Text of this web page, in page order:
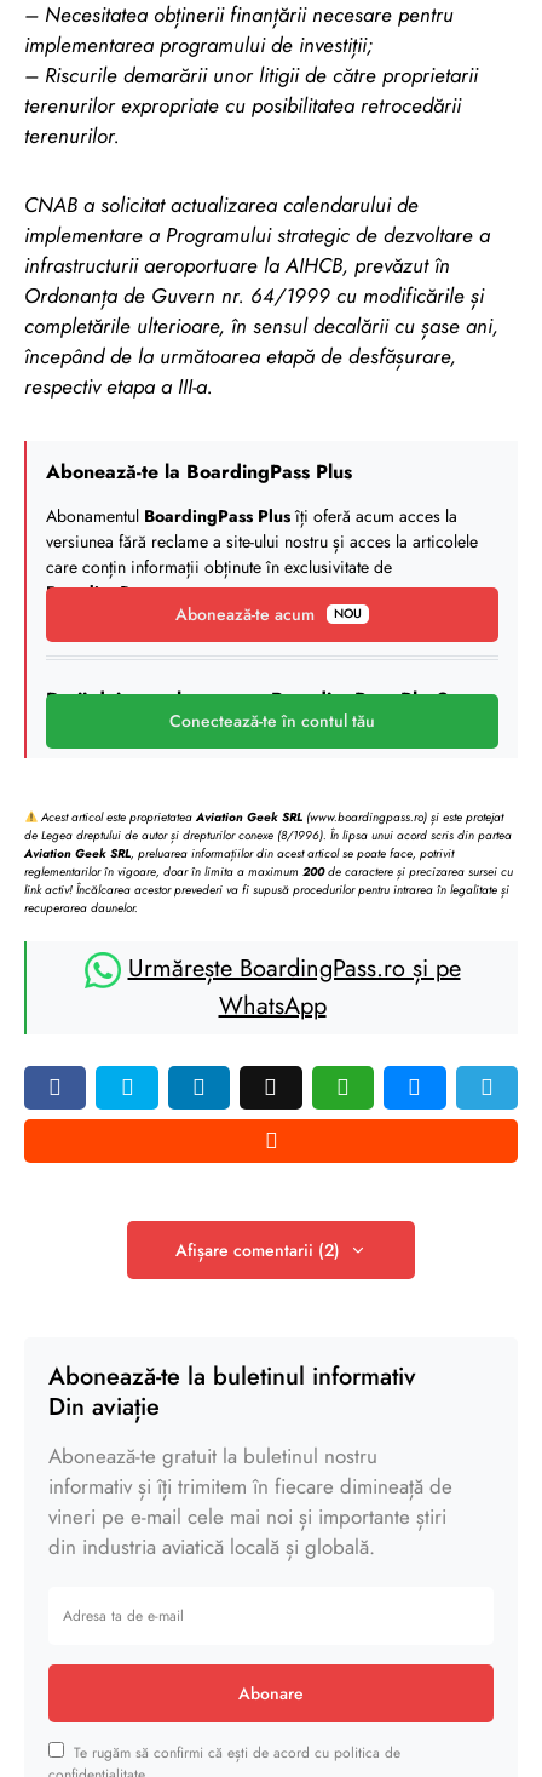
– Necesitatea obținerii finanțării necesare pentru
implementarea programului de investiții;
– Riscurile demarării unor litigii de către proprietarii
terenurilor expropriate cu posibilitatea retrocedării
terenurilor.
CNAB a solicitat actualizarea calendarului de
implementare a Programului strategic de dezvoltare a
infrastructurii aeroportuare la AIHCB, prevăzut în
Ordonanța de Guvern nr. 64/1999 cu modificările și
completările ulterioare, în sensul decalării cu șase ani,
începând de la următoarea etapă de desfășurare,
respectiv etapa a III-a.
Abonează-te la BoardingPass Plus
Abonamentul BoardingPass Plusîți oferă acum acces la
versiunea fără reclame a site-ului nostru și acces la articolele
care conțin informații obținute în exclusivitate de
BoardingPass.
Abonează-te acum
NOU
Deții deja un abonament BoardingPass Plus?
Conectează-te în contul tău
Acest articol este proprietateaAviation Geek SRL (www.boardingpass.ro) și este protejat
de Legea dreptului de autor și drepturilor conexe (8/1996). În lipsa unui acord scris din partea
Aviation Geek SRL, preluarea informațiilor din acest articol se poate face, potrivit
reglementarilor în vigoare, doar în limita a maximum 200de caractere și precizarea sursei cu
link activ! Încălcarea acestor prevederi va fi supusă procedurilor pentru intrarea în legalitate și
recuperarea daunelor.
Urmărește BoardingPass.ro și pe
WhatsApp
Afișare comentarii (2)
Abonează-te la buletinul informativ
Din aviație
Abonează-te gratuit la buletinul nostru
informativ și îți trimitem în fiecare dimineață de
vineri pe e-mail cele mai noi și importante știri
din industria aviatică locală și globală.
Abonare
Te rugăm să confirmi că ești de acord cu politica de